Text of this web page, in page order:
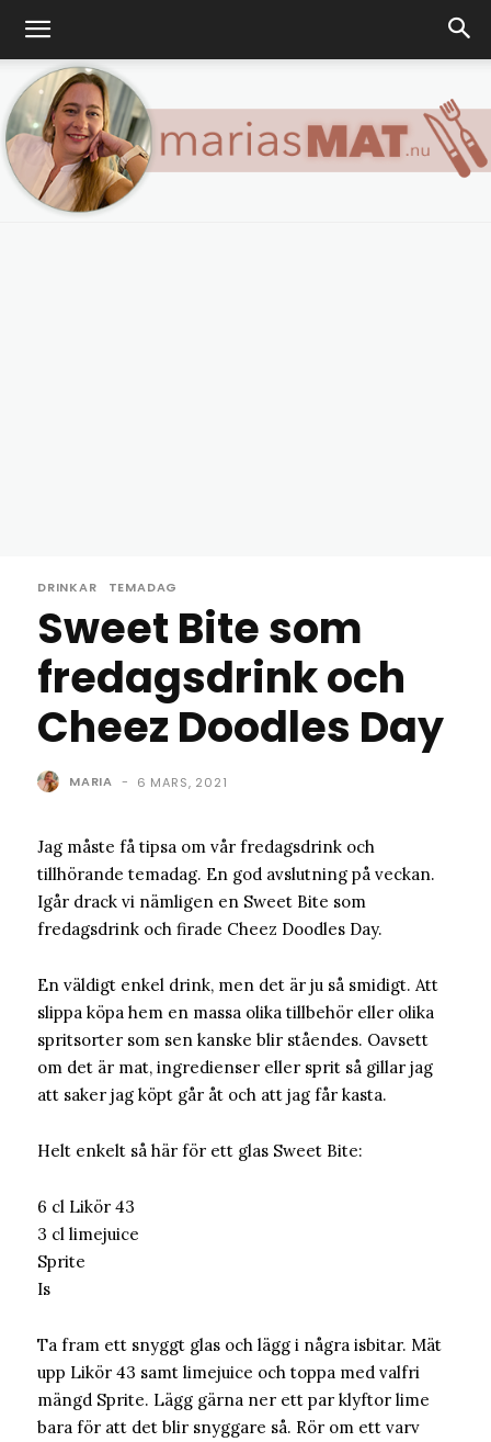
DRINKAR TEMADAG
Sweet Bite som
fredagsdrink och
Cheez Doodles Day
MARIA - 6 MARS, 2021
Jag måste få tipsa om vår fredagsdrink och
tillhörande temadag. En god avslutning på veckan.
Igår drack vi nämligen en Sweet Bite som
fredagsdrink och firade Cheez Doodles Day.
En väldigt enkel drink, men det är ju så smidigt. Att
slippa köpa hem en massa olika tillbehör eller olika
spritsorter som sen kanske blir ståendes. Oavsett
om det är mat, ingredienser eller sprit så gillar jag
att saker jag köpt går åt och att jag får kasta.
Helt enkelt så här för ett glas Sweet Bite:
6 cl Likör 43
3 cl limejuice
Sprite
Is
Ta fram ett snyggt glas och lägg i några isbitar. Mät
upp Likör 43 samt limejuice och toppa med valfri
mängd Sprite. Lägg gärna ner ett par klyftor lime
bara för att det blir snyggare så. Rör om ett varv